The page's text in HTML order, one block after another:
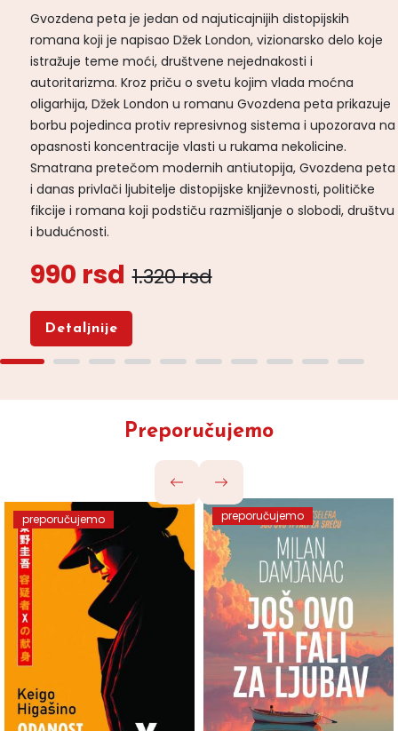
Gvozdena peta je jedan od najuticajnijih distopijskih
romana koji je napisao Džek London, vizionarsko delo koje
istražuje teme moći, društvene nejednakosti i
autoritarizma. Kroz priču o svetu kojim vlada moćna
oligarhija, Džek London u romanu Gvozdena peta prikazuje
borbu pojedinca protiv represivnog sistema i upozorava na
opasnosti koncentracije vlasti u rukama nekolicine.
Smatrana pretečom modernih antiutopija, Gvozdena peta
i danas privlači ljubitelje distopijske književnosti, političke
fikcije i romana koji podstiču razmišljanje o slobodi, društvu
i budućnosti.
990 rsd 1.320 rsd
Detaljnije
Preporučujemo
preporučujemo preporučujemo